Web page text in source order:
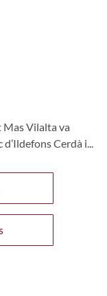
Mas Vilalta va
Cerdà i...